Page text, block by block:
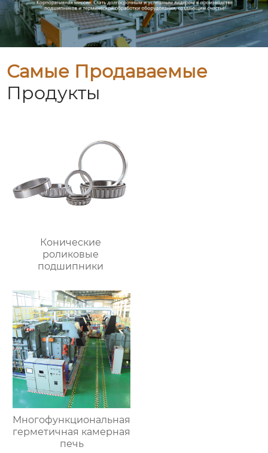
Самые Продаваемые
Продукты
Конические
роликовые
подшипники
Многофункциональная
герметичная камерная
печь